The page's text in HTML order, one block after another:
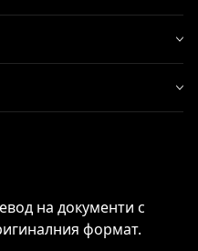
на документи с
формат.